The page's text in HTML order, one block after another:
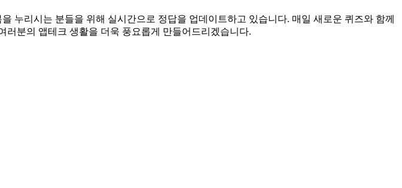
누리시는 분들을 위해 실시간으로 정답을 업데이트하고 있습니다. 매일 새로운 퀴즈와 함께
러분의 앱테크 생활을 더욱 풍요롭게 만들어드리겠습니다.